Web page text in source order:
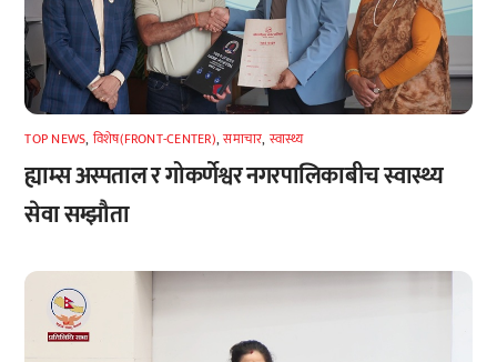
TOP NEWS, विशेष(FRONT-CENTER),समाचार, स्वास्थ्य
ह्याम्स अस्पताल र गोकर्णेश्वर नगरपालिकाबीच स्वास्थ्य
सेवा सम्झौता